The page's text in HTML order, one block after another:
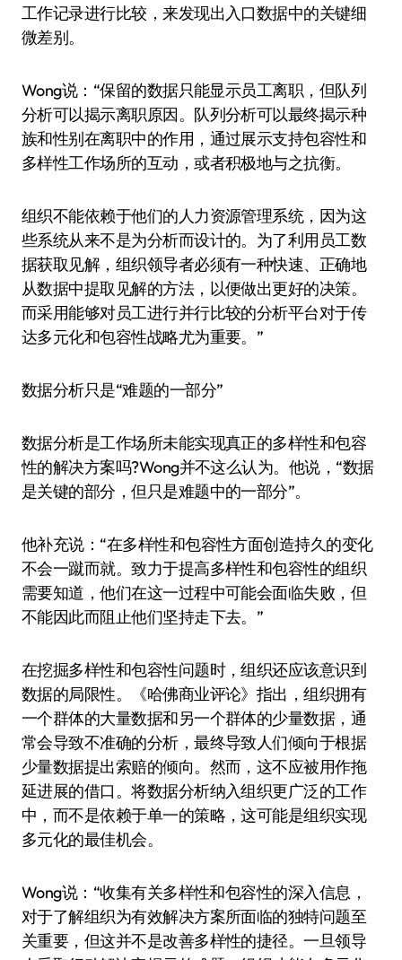
工作记录进行比较，来发现出入口数据中的关键细
微差别。
Wong说：“保留的数据只能显示员工离职，但队列
分析可以揭示离职原因。队列分析可以最终揭示种
族和性别在离职中的作用，通过展示支持包容性和
多样性工作场所的互动，或者积极地与之抗衡。
组织不能依赖于他们的人力资源管理系统，因为这
些系统从来不是为分析而设计的。为了利用员工数
据获取见解，组织领导者必须有一种快速、正确地
从数据中提取见解的方法，以便做出更好的决策。
而采用能够对员工进行并行比较的分析平台对于传
达多元化和包容性战略尤为重要。”
数据分析只是“难题的一部分”
数据分析是工作场所未能实现真正的多样性和包容
性的解决方案吗?Wong并不这么认为。他说，“数据
是关键的部分，但只是难题中的一部分”。
他补充说：“在多样性和包容性方面创造持久的变化
不会一蹴而就。致力于提高多样性和包容性的组织
需要知道，他们在这一过程中可能会面临失败，但
不能因此而阻止他们坚持走下去。”
在挖掘多样性和包容性问题时，组织还应该意识到
数据的局限性。《哈佛商业评论》指出，组织拥有
一个群体的大量数据和另一个群体的少量数据，通
常会导致不准确的分析，最终导致人们倾向于根据
少量数据提出索赔的倾向。然而，这不应被用作拖
延进展的借口。将数据分析纳入组织更广泛的工作
中，而不是依赖于单一的策略，这可能是组织实现
多元化的最佳机会。
Wong说：“收集有关多样性和包容性的深入信息，
对于了解组织为有效解决方案所面临的独特问题至
关重要，但这并不是改善多样性的捷径。一旦领导